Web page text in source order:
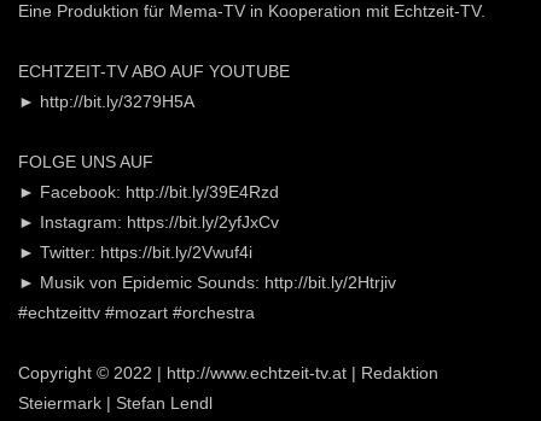
Eine Produktion für Mema-TV in Kooperation mit Echtzeit-TV.
ECHTZEIT-TV ABO AUF YOUTUBE
► http://bit.ly/3279H5A
FOLGE UNS AUF
► Facebook: http://bit.ly/39E4Rzd
► Instagram: https://bit.ly/2yfJxCv
► Twitter: https://bit.ly/2Vwuf4i
► Musik von Epidemic Sounds: http://bit.ly/2Htrjiv
#echtzeittv #mozart #orchestra
Copyright © 2022 | http://www.echtzeit-tv.at | Redaktion
Steiermark | Stefan Lendl